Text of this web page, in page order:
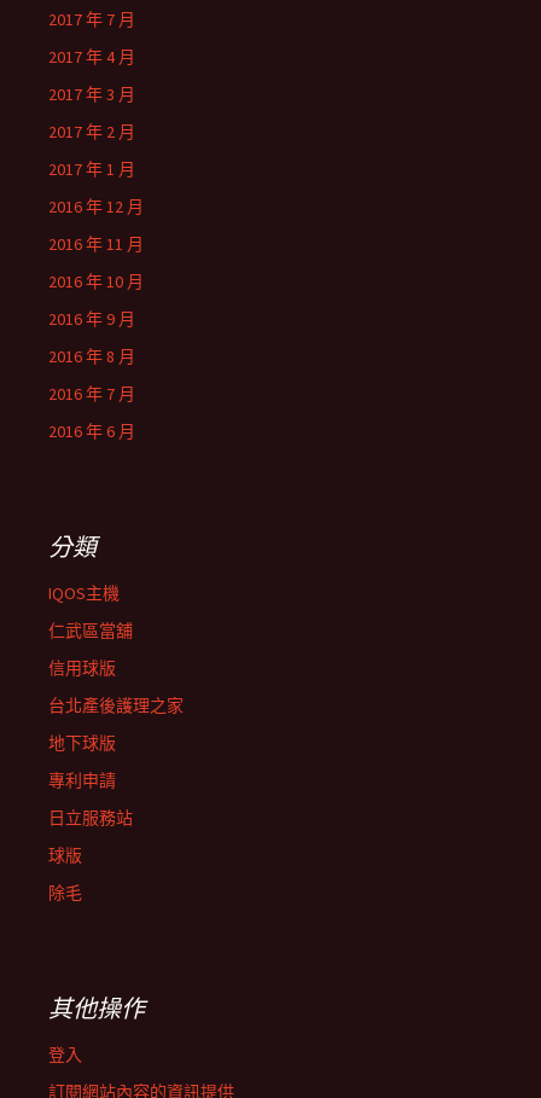
2017 年 7 月
2017 年 4 月
2017 年 3 月
2017 年 2 月
2017 年 1 月
2016 年 12 月
2016 年 11 月
2016 年 10 月
2016 年 9 月
2016 年 8 月
2016 年 7 月
2016 年 6 月
分類
IQOS主機
仁武區當舖
信用球版
台北產後護理之家
地下球版
專利申請
日立服務站
球版
除毛
其他操作
登入
訂閱網站內容的資訊提供